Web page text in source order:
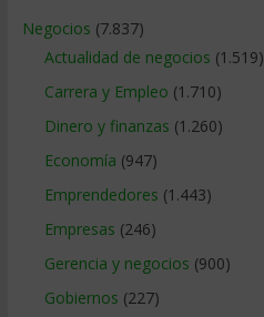
Negocios (7.837)
Actualidad de negocios (1.519)
Carrera y Empleo (1.710)
Dinero y finanzas (1.260)
Economía (947)
Emprendedores (1.443)
Empresas (246)
Gerencia y negocios (900)
Gobiernos (227)